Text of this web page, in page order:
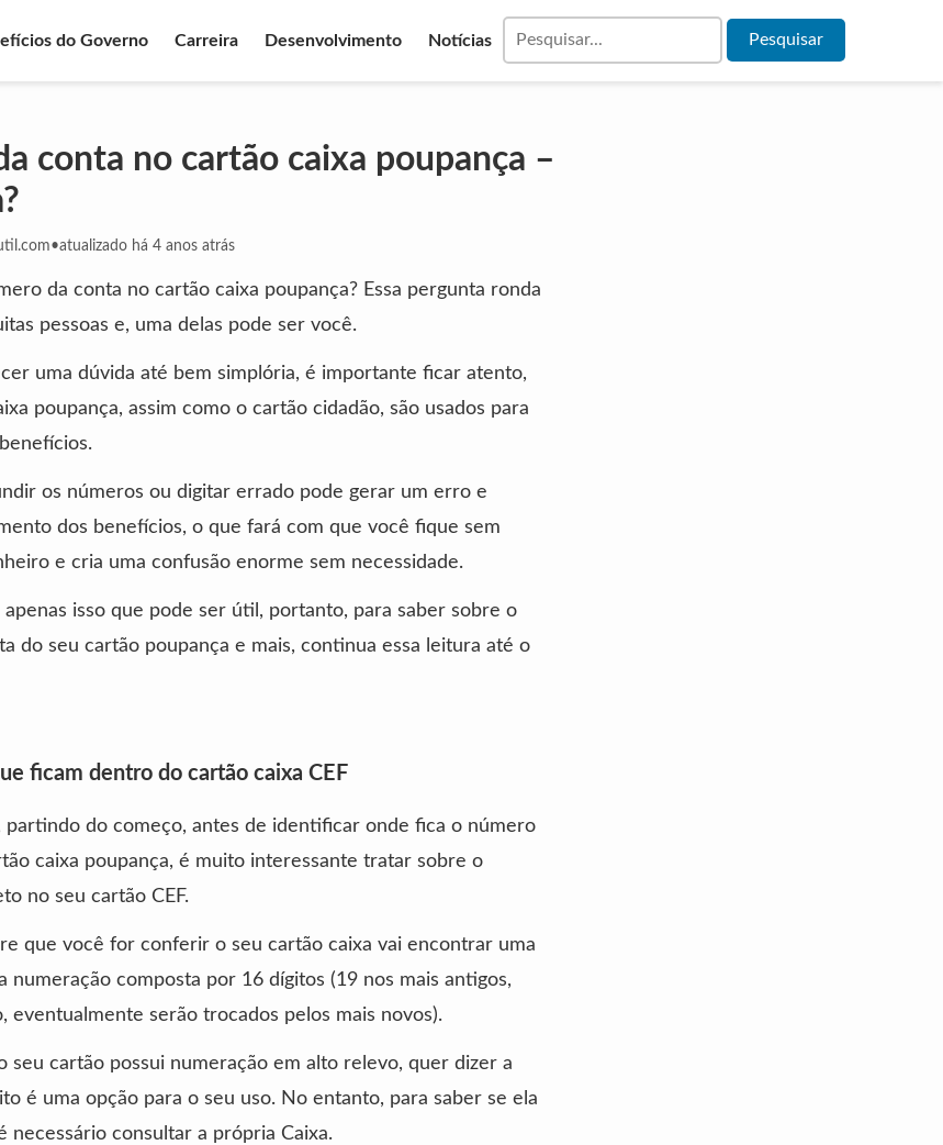
do Governo Carreira Desenvolvimento Notícias
conta no cartão caixa poupança –
•atualizado há 4 anos atrás
da conta no cartão caixa poupança? Essa pergunta ronda
pessoas e, uma delas pode ser você.
uma dúvida até bem simplória, é importante ficar atento,
poupança, assim como o cartão cidadão, são usados para
os números ou digitar errado pode gerar um erro e
dos benefícios, o que fará com que você fique sem
e cria uma confusão enorme sem necessidade.
isso que pode ser útil, portanto, para saber sobre o
do seu cartão poupança e mais, continua essa leitura até o
ficam dentro do cartão caixa CEF
partindo do começo, antes de identificar onde fica o número
caixa poupança, é muito interessante tratar sobre o
no seu cartão CEF.
que você for conferir o seu cartão caixa vai encontrar uma
numeração composta por 16 dígitos (19 nos mais antigos,
eventualmente serão trocados pelos mais novos).
seu cartão possui numeração em alto relevo, quer dizer a
é uma opção para o seu uso. No entanto, para saber se ela
necessário consultar a própria Caixa.